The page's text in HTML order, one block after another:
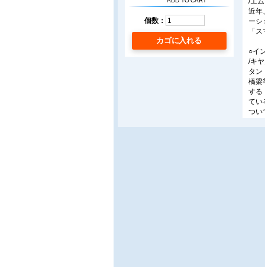
個数：
カゴに入れる
近年
ーシ
「
○イ
/キ
タン
橋梁
する
てい
つい